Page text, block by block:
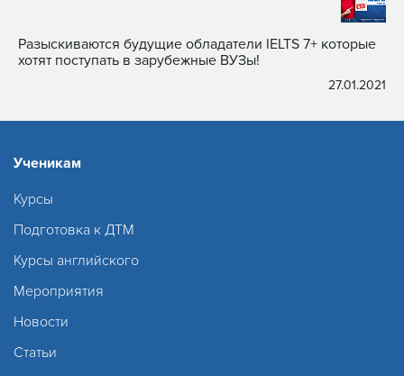
Разыскиваются будущие обладатели IELTS 7+ которые
хотят поступать в зарубежные ВУЗы!
27.01.2021
Ученикам
Курсы
Подготовка к ДТМ
Курсы английского
Мероприятия
Новости
Статьи